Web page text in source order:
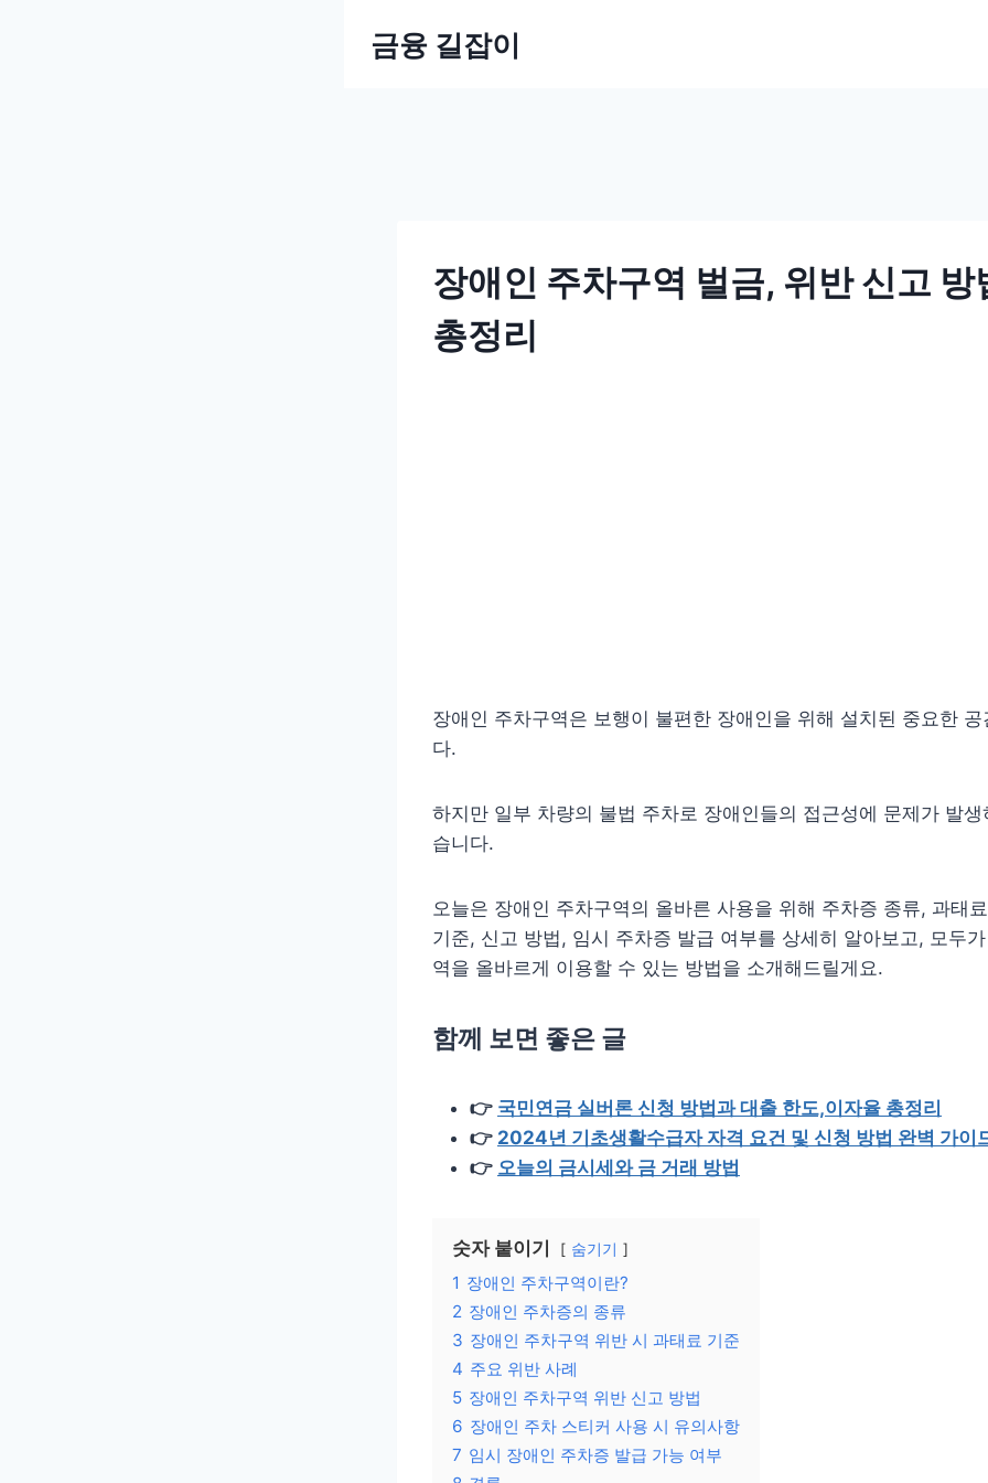
금융 길잡이
장애인 주차구역 벌금, 위반 신고 방
총정리
장애인 주차구역은 보행이 불편한 장애인을 위해 설치된 중요한 공
다.
하지만 일부 차량의 불법 주차로 장애인들의 접근성에 문제가 발생
습니다.
오늘은 장애인 주차구역의 올바른 사용을 위해 주차증 종류, 과태
기준, 신고 방법, 임시 주차증 발급 여부를 상세히 알아보고, 모두
역을 올바르게 이용할 수 있는 방법을 소개해드릴게요.
함께 보면 좋은 글
👉 국민연금 실버론 신청 방법과 대출 한도,이자율 총정리
👉 2024년 기초생활수급자 자격 요건 및 신청 방법 완벽 가이
👉 오늘의 금시세와 금 거래 방법
숫자 붙이기 숨기기
1 장애인 주차구역이란?
2 장애인 주차증의 종류
3 장애인 주차구역 위반 시 과태료 기준
4 주요 위반 사례
5 장애인 주차구역 위반 신고 방법
6 장애인 주차 스티커 사용 시 유의사항
7 임시 장애인 주차증 발급 가능 여부